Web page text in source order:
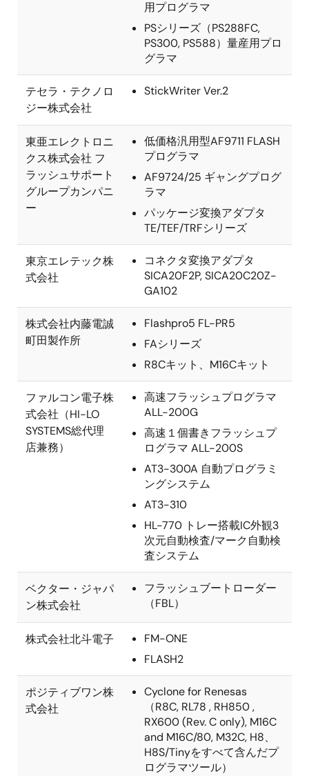
用プログラマ
PSシリーズ（PS288FC,
PS300, PS588）量産用プロ
グラマ
テセラ・テクノロ
ジー株式会社
StickWriter Ver.2
東亜エレクトロニ
クス株式会社 フ
ラッシュサポート
グループカンパニ
ー
低価格汎用型AF9711 FLASH
プログラマ
AF9724/25 ギャングプログ
ラマ
パッケージ変換アダプタ
TE/TEF/TRFシリーズ
東京エレテック株
式会社
コネクタ変換アダプタ
SICA20F2P, SICA20C20Z-
GA102
株式会社内藤電誠
町田製作所
Flashpro5 FL-PR5
FAシリーズ
R8Cキット、M16Cキット
ファルコン電子株
式会社（HI-LO
SYSTEMS総代理
店兼務）
高速フラッシュプログラマ
ALL-200G
高速１個書きフラッシュプ
ログラマ ALL-200S
AT3-300A 自動プログラミ
ングシステム
AT3-310
HL-770 トレー搭載IC外観3
次元自動検査/マーク自動検
査システム
ベクター・ジャパ
ン株式会社
フラッシュブートローダー
（FBL）
株式会社北斗電子
FM-ONE
FLASH2
ポジティブワン株
式会社
Cyclone for Renesas
（R8C, RL78 , RH850 ,
RX600 (Rev. C only), M16C
and M16C/80, M32C, H8、
H8S/Tinyをすべて含んだプ
ログラマツール）